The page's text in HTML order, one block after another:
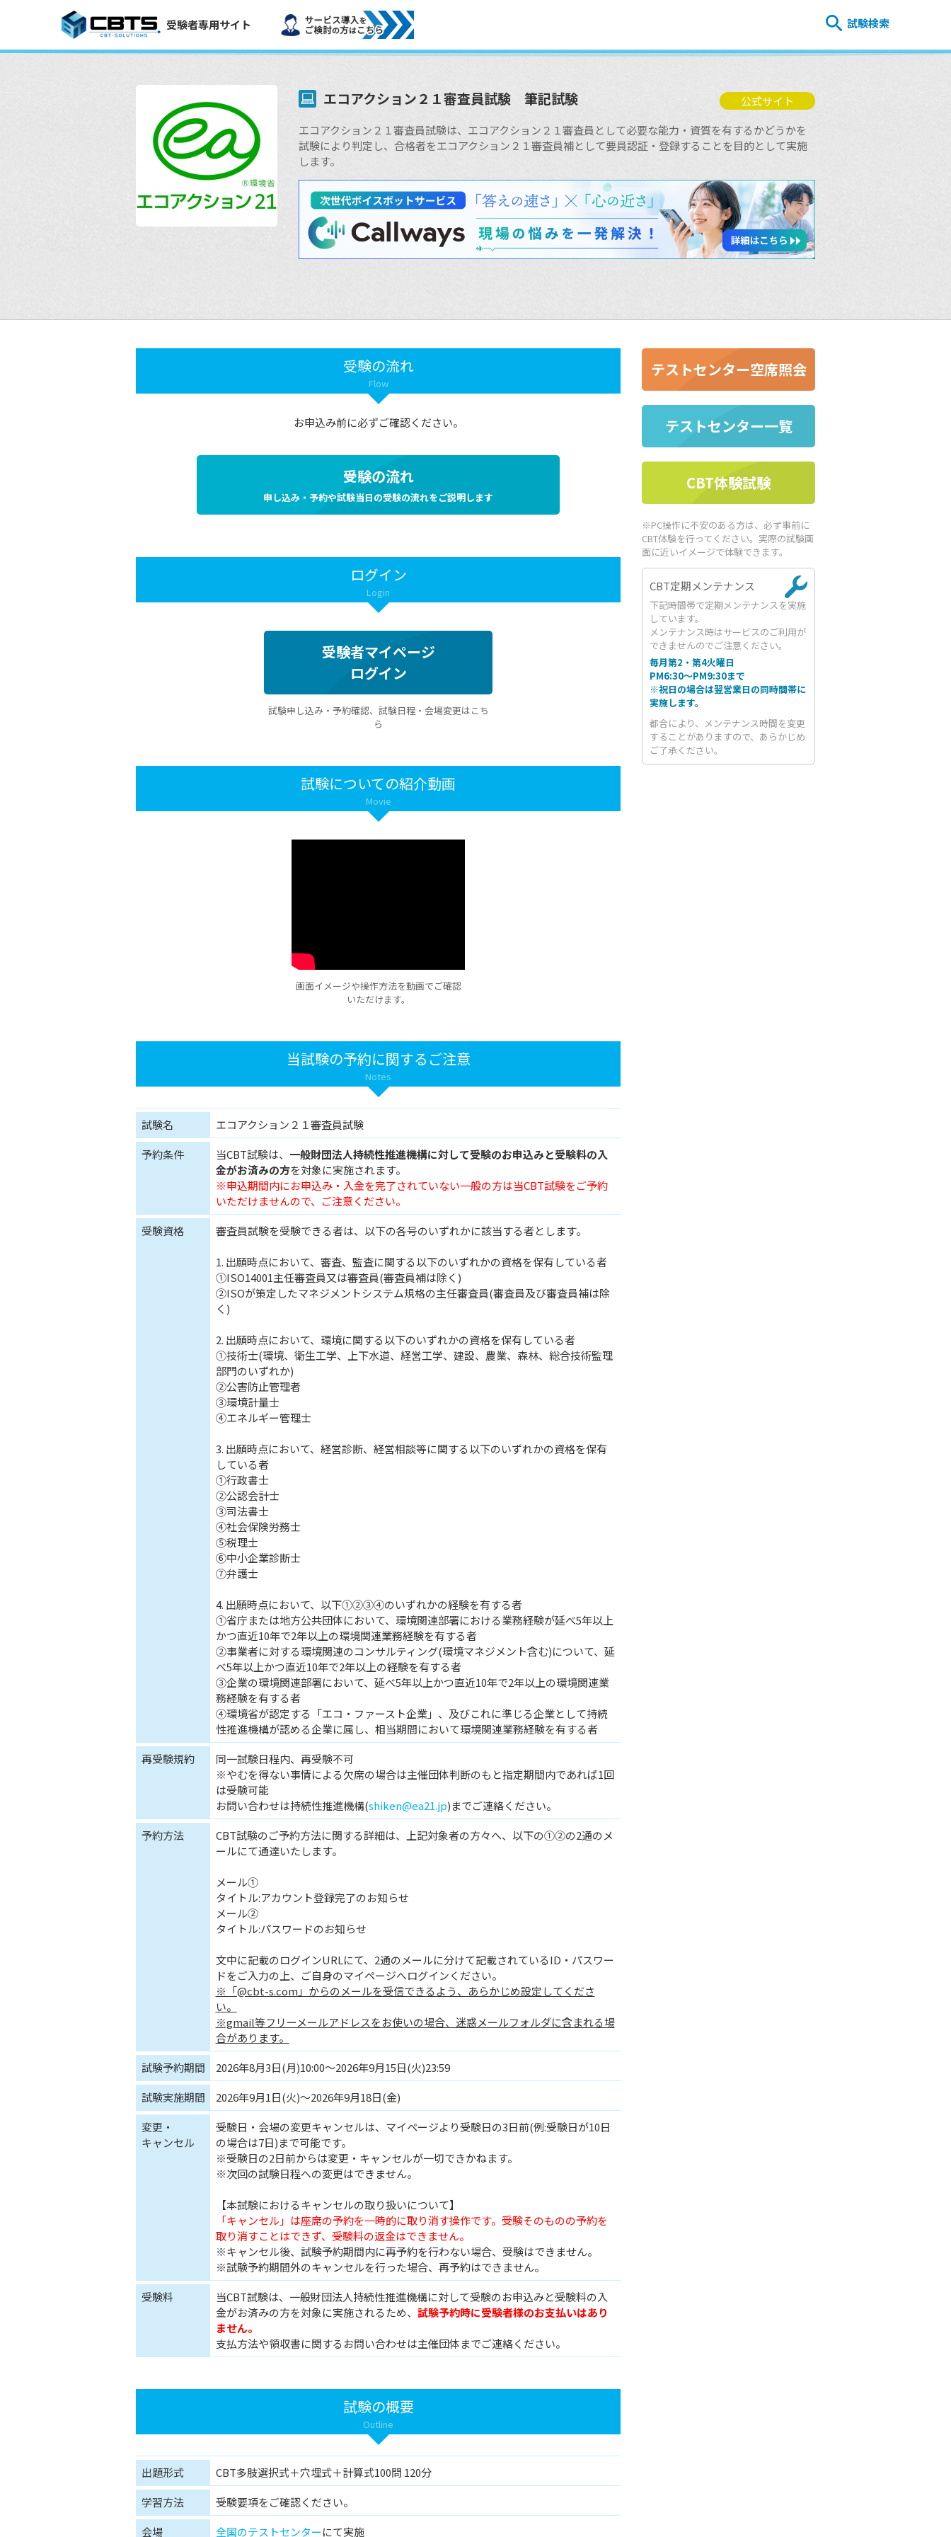
受験者専用サイト 試験検索
公式サイト
エコアクション２１審査員試験 筆記試験
エコアクション２１審査員試験は、エコアクション２１審査員として必要な能力・資質を有するかどうかを
試験により判定し、合格者をエコアクション２１審査員補として要員認証・登録することを目的として実施
します。
受験の流れ
Flow
お申込み前に必ずご確認ください。
受験の流れ
申し込み・予約や試験当日の受験の流れをご説明します
ログイン
Login
受験者マイページ
ログイン
試験申し込み・予約確認、試験日程・会場変更はこち
ら
試験についての紹介動画
Movie
画面イメージや操作方法を動画でご確認
いただけます。
当試験の予約に関するご注意
Notes
試験名
エコアクション２１審査員試験
予約条件
当CBT試験は、 一般財団法人持続性推進機構に対して受験のお申込みと受験料の入
金がお済みの方を対象に実施されます。
※申込期間内にお申込み・入金を完了されていない一般の方は当CBT試験をご予約
いただけませんので、ご注意ください。
受験資格
審査員試験を受験できる者は、以下の各号のいずれかに該当する者とします。
1. 出願時点において、審査、監査に関する以下のいずれかの資格を保有している者
①ISO14001主任審査員又は審査員(審査員補は除く)
②ISOが策定したマネジメントシステム規格の主任審査員(審査員及び審査員補は除
く)
2. 出願時点において、環境に関する以下のいずれかの資格を保有している者
①技術士(環境、衛生工学、上下水道、経営工学、建設、農業、森林、総合技術監理
部門のいずれか)
②公害防止管理者
③環境計量士
④エネルギー管理士
3. 出願時点において、経営診断、経営相談等に関する以下のいずれかの資格を保有
している者
①行政書士
②公認会計士
③司法書士
④社会保険労務士
⑤税理士
⑥中小企業診断士
⑦弁護士
4. 出願時点において、以下①②③④のいずれかの経験を有する者
①省庁または地方公共団体において、環境関連部署における業務経験が延べ5年以上
かつ直近10年で2年以上の環境関連業務経験を有する者
②事業者に対する環境関連のコンサルティング(環境マネジメント含む)について、延
べ5年以上かつ直近10年で2年以上の経験を有する者
③企業の環境関連部署において、延べ5年以上かつ直近10年で2年以上の環境関連業
務経験を有する者
④環境省が認定する「エコ・ファースト企業」、及びこれに準じる企業として持続
性推進機構が認める企業に属し、相当期間において環境関連業務経験を有する者
再受験規約
同一試験日程内、再受験不可
※やむを得ない事情による欠席の場合は主催団体判断のもと指定期間内であれば1回
は受験可能
お問い合わせは持続性推進機構(shiken@ea21.jp)までご連絡ください。
予約方法
CBT試験のご予約方法に関する詳細は、上記対象者の方々へ、以下の①②の2通のメ
ールにて通達いたします。
メール①
タイトル:アカウント登録完了のお知らせ
メール②
タイトル:パスワードのお知らせ
文中に記載のログインURLにて、2通のメールに分けて記載されているID・パスワー
ドをご入力の上、ご自身のマイページへログインください。
※「@cbt-s.com」からのメールを受信できるよう、あらかじめ設定してくださ
い。
※gmail等フリーメールアドレスをお使いの場合、迷惑メールフォルダに含まれる場
合があります。
試験予約期間
2026年8月3日(月)10:00～2026年9月15日(火)23:59
試験実施期間
2026年9月1日(火)～2026年9月18日(金)
変更・
キャンセル
受験日・会場の変更キャンセルは、マイページより受験日の3日前(例:受験日が10日
の場合は7日)まで可能です。
※受験日の2日前からは変更・キャンセルが一切できかねます。
※次回の試験日程への変更はできません。
【本試験におけるキャンセルの取り扱いについて】
「キャンセル」は座席の予約を一時的に取り消す操作です。受験そのものの予約を
取り消すことはできず、受験料の返金はできません。
※キャンセル後、試験予約期間内に再予約を行わない場合、受験はできません。
※試験予約期間外のキャンセルを行った場合、再予約はできません。
受験料
当CBT試験は、一般財団法人持続性推進機構に対して受験のお申込みと受験料の入
金がお済みの方を対象に実施されるため、 試験予約時に受験者様のお支払いはあり
ません。
支払方法や領収書に関するお問い合わせは主催団体までご連絡ください。
試験の概要
Outline
出題形式
CBT多肢選択式＋穴埋式＋計算式100問 120分
学習方法
受験要項をご確認ください。
会場
全国のテストセンターにて実施
テストセンター空席照会
テストセンター一覧
CBT体験試験
※PC操作に不安のある方は、必ず事前に
CBT体験を行ってください。実際の試験画
面に近いイメージで体験できます。
CBT定期メンテナンス
下記時間帯で定期メンテナンスを実施
しています。
メンテナンス時はサービスのご利用が
できませんのでご注意ください。
毎月第2・第4火曜日
PM6:30～PM9:30まで
※祝日の場合は翌営業日の同時間帯に
実施します。
都合により、メンテナンス時間を変更
することがありますので、あらかじめ
ご了承ください。